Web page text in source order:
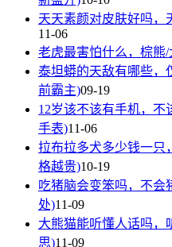
天天素颜对皮肤好吗，
11-06
老虎最害怕什么，棕熊
泰坦蟒的天敌有哪些，
前霸主)09-19
12岁该不该有手机，不
手表)11-06
拉布拉多犬多少钱一只
格越贵)10-19
吃猪脑会变笨吗，不会
处)11-09
大熊猫能听懂人话吗，
思)11-09